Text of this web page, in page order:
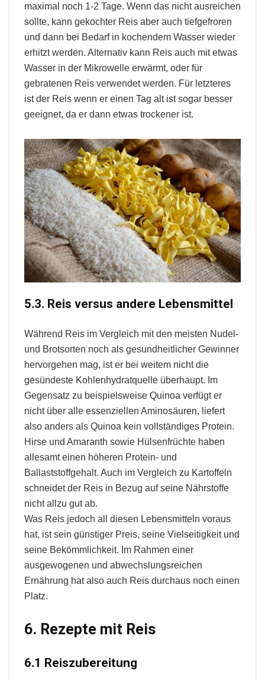
maximal noch 1-2 Tage. Wenn das nicht ausreichen
sollte, kann gekochter Reis aber auch tiefgefroren
und dann bei Bedarf in kochendem Wasser wieder
erhitzt werden. Alternativ kann Reis auch mit etwas
Wasser in der Mikrowelle erwärmt, oder für
gebratenen Reis verwendet werden. Für letzteres
ist der Reis wenn er einen Tag alt ist sogar besser
geeignet, da er dann etwas trockener ist.
5.3. Reis versus andere Lebensmittel
Während Reis im Vergleich mit den meisten Nudel-
und Brotsorten noch als gesundheitlicher Gewinner
hervorgehen mag, ist er bei weitem nicht die
gesündeste Kohlenhydratquelle überhaupt. Im
Gegensatz zu beispielsweise Quinoa verfügt er
nicht über alle essenziellen Aminosäuren, liefert
also anders als Quinoa kein vollständiges Protein.
Hirse und Amaranth sowie Hülsenfrüchte haben
allesamt einen höheren Protein- und
Ballaststoffgehalt. Auch im Vergleich zu Kartoffeln
schneidet der Reis in Bezug auf seine Nährstoffe
nicht allzu gut ab.
Was Reis jedoch all diesen Lebensmitteln voraus
hat, ist sein günstiger Preis, seine Vielseitigkeit und
seine Bekömmlichkeit. Im Rahmen einer
ausgewogenen und abwechslungsreichen
Ernährung hat also auch Reis durchaus noch einen
Platz.
6. Rezepte mit Reis
6.1 Reiszubereitung